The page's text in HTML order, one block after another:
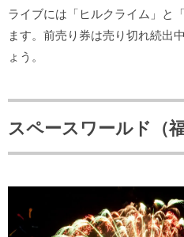
ライブには「ヒルクライム」と
ます。前売り券は売り切れ続出
ょう。
スペースワールド（福